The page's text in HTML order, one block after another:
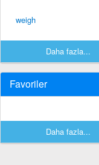
weigh
Daha fazla...
Favoriler
Daha fazla...